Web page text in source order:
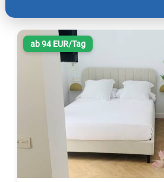
ab 94 EUR/Tag